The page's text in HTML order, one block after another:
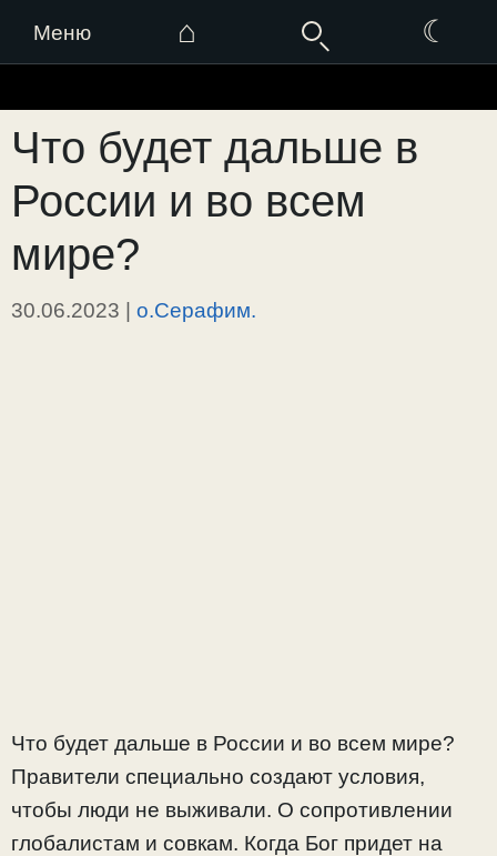
Меню ⌂ ☾
к
содержимому
Что будет дальше в
России и во всем
мире?
30.06.2023 | о.Серафим.
Что будет дальше в России и во всем мире?
Правители специально создают условия,
чтобы люди не выживали. О сопротивлении
глобалистам и совкам. Когда Бог придет на